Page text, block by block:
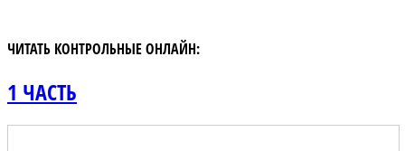
ЧИТАТЬ КОНТРОЛЬНЫЕ ОНЛАЙН:
1 ЧАСТЬ